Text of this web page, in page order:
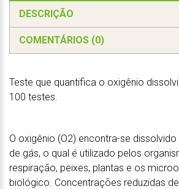
DESCRIÇÃO
COMENTÁRIOS (0)
Teste que quantifica o oxigênio
100 testes.
O oxigênio (O2) encontra-se
de gás, o qual é utilizado pelos
respiração, peixes, plantas e os
biológico. Concentrações reduzidas